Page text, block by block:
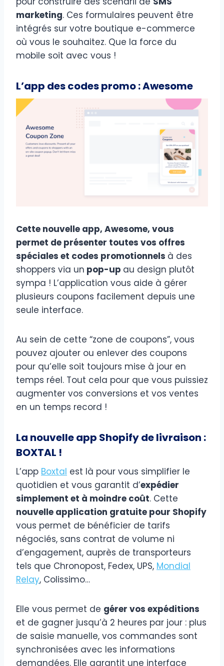
marketing. Ces formulaires peuvent être
intégrés sur votre boutique e-commerce
où vous le souhaitez. Que la force du
mobile soit avec vous !
L’app des codes promo : Awesome
Cette nouvelle app, Awesome, vous
permet de présenter toutes vos offres
spéciales et codes promotionnels à des
shoppers via un pop-up au design plutôt
sympa ! L’application vous aide à gérer
plusieurs coupons facilement depuis une
seule interface.
Au sein de cette “zone de coupons”, vous
pouvez ajouter ou enlever des coupons
pour qu’elle soit toujours mise à jour en
temps réel. Tout cela pour que vous puissiez
augmenter vos conversions et vos ventes
en un temps record !
La nouvelle app Shopify de livraison :
BOXTAL !
L’app Boxtal est là pour vous simplifier le
quotidien et vous garantit d’expédier
simplement et à moindre coût. Cette
nouvelle application gratuite pour Shopify
vous permet de bénéficier de tarifs
négociés, sans contrat de volume ni
d’engagement, auprès de transporteurs
tels que Chronopost, Fedex, UPS, Mondial
Relay, Colissimo…
Elle vous permet de gérer vos expéditions
et de gagner jusqu’à 2 heures par jour : plus
de saisie manuelle, vos commandes sont
synchronisées avec les informations
demandées. Elle garantit une interface